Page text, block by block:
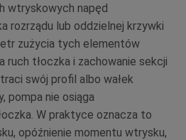
wtryskowych napęd
rozrządu lub oddzielnej krzywki
zużycia tych elementów
ruch tłoczka i zachowanie sekcji
swój profil albo wałek
pompa nie osiąga
W praktyce oznacza to
opóźnienie momentu wtrysku,